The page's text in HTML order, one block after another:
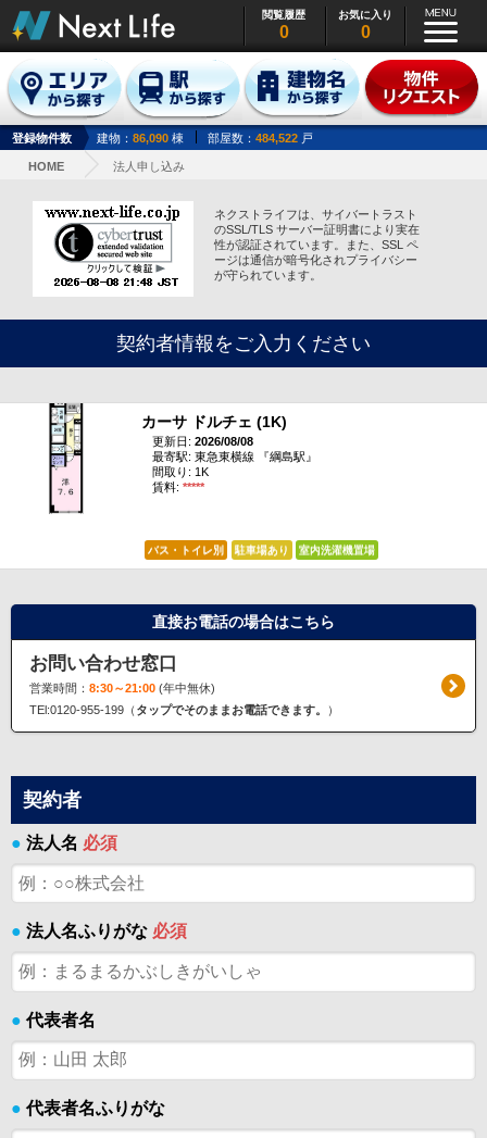
閲覧履歴
0
お気に入り
0
登録物件数 建物： 86,090 棟 部屋数： 484,522 戸
HOME 法人申し込み
ネクストライフは、サイバートラスト
のSSL/TLS サーバー証明書により実在
性が認証されています。また、SSL ペ
ージは通信が暗号化されプライバシー
が守られています。
契約者情報をご入力ください
カーサ ドルチェ (1K)
更新日: 2026/08/08
最寄駅: 東急東横線 『綱島駅』
間取り: 1K
賃料: *****
バス・トイレ別 駐車場あり 室内洗濯機置場
直接お電話の場合はこちら
お問い合わせ窓口
営業時間： 8:30～21:00(年中無休)
TEl:0120-955-199（ タップでそのままお電話できます。 ）
契約者
● 法人名 必須
● 法人名ふりがな 必須
● 代表者名
● 代表者名ふりがな